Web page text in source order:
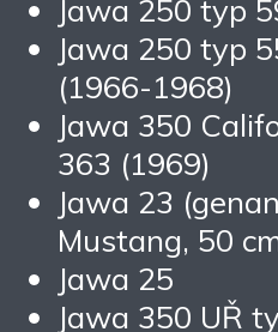
Jawa 250 typ
Jawa 250 typ
(1966-1968)
Jawa 350
363 (1969)
Jawa 23
Mustang, 50
Jawa 25
Jawa 350 UŘ